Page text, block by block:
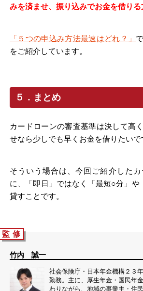
みを済ませ、振り込みでお金を借りる
「５つの申込み方法最速はどれ？」
をご紹介しています。
５．まとめ
カードローンの審査基準は決して高
せなら少しでも早くお金を借りたいで
そういう場合は、今回ご紹介したカ
に、「即日」ではなく「最短○分」や
貸すことです。
監 修
竹内 誠一
社会保険庁・日本年金機構２３
勤務。主に、厚生年金・国民年
わりながら、地域の事業主・住